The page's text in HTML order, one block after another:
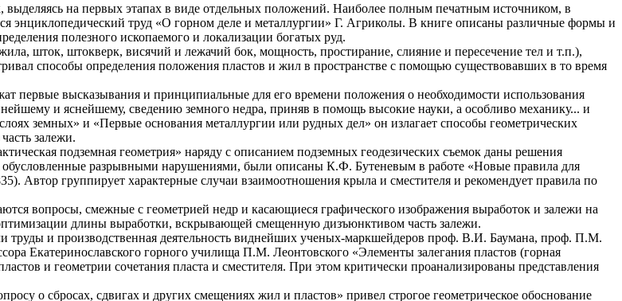
выделяясь на первых этапах в виде отдельных положений. Наиболее полным печатным источником, в
энциклопедический труд «О горном деле и металлургии» Г. Агриколы. В книге описаны различные формы и
полезного ископаемого и локализации богатых руд.
шток, штокверк, висячий и лежачий бок, мощность, простирание, слияние и пересечение тел и т.п.),
способы определения положения пластов и жил в пространстве с помощью существовавших в то время
первые высказывания и принципиальные для его времени положения о необходимости использования
и яснейшему, сведению земного недра, приняв в помощь высокие науки, а особливо механику... и
земных» и «Первые основания металлургии или рудных дел» он излагает способы геометрических
залежи.
подземная геометрия» наряду с описанием подземных геодезических съемок даны решения
обусловленные разрывными нарушениями, были описаны К.Ф. Бутеневым в работе «Новые правила для
Автор группирует характерные случаи взаимоотношения крыла и сместителя и рекомендует правила по
вопросы, смежные с геометрией недр и касающиеся графического изображения выработок и залежи на
длины выработки, вскрывающей смещенную дизъюнктивом часть залежи.
труды и производственная деятельность виднейших ученых-маркшейдеров проф. В.И. Баумана, проф. П.М.
Екатеринославского горного училища П.М. Леонтовского «Элементы залегания пластов (горная
и геометрии сочетания пласта и сместителя. При этом критически проанализированы представления
о сбросах, сдвигах и других смещениях жил и пластов» привел строгое геометрическое обоснование